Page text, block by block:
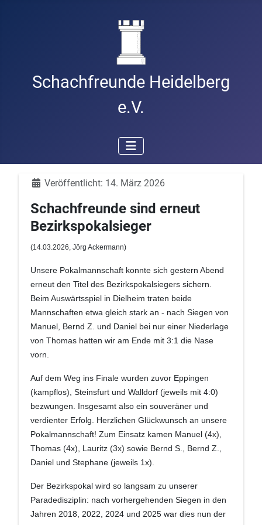
Schachfreunde Heidelberg
e.V.
DetailsVeröffentlicht: 14. März 2026
Schachfreunde sind erneut
Bezirkspokalsieger
(14 .03.2026, Jörg Ackermann)
Unsere Pokalmannschaft konnte sich gestern Abend
erneut den Titel des Bezirkspokalsiegers sichern.
Beim Auswärtsspiel in Dielheim traten beide
Mannschaften etwa gleich stark an - nach Siegen von
Manuel, Bernd Z. und Daniel bei nur einer Niederlage
von Thomas hatten wir am Ende mit 3:1 die Nase
vorn.
Auf dem Weg ins Finale wurden zuvor Eppingen
(kampflos), Steinsfurt und Walldorf (jeweils mit 4:0)
bezwungen. Insgesamt also ein souveräner und
verdienter Erfolg. Herzlichen Glückwunsch an unsere
Pokalmannschaft! Zum Einsatz kamen Manuel (4x),
Thomas (4x), Lauritz (3x) sowie Bernd S., Bernd Z.,
Daniel und Stephane (jeweils 1x).
Der Bezirkspokal wird so langsam zu unserer
Paradedisziplin: nach vorhergehenden Siegen in den
Jahren 2018, 2022, 2024 und 2025 war dies nun der